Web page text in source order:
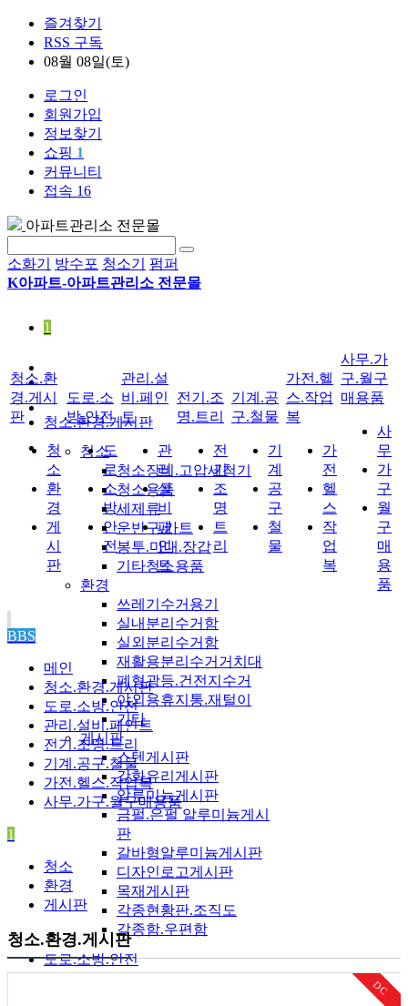
즐겨찾기
RSS 구독
08월 08일(토)
로그인
회원가입
정보찾기
쇼핑 1
커뮤니티
접속 16
아파트관리소 전문몰
소화기 방수포 청소기
펌퍼
K아파트-아파트관리소 전문몰
1
청소.환경.게시판
청소
청소장비.고압세척기
청소용품
세제류
운반구.카트
봉투.마대.장갑
기타청소용품
환경
쓰레기수거용기
실내분리수거함
실외분리수거함
재활용분리수거거치대
폐형광등.건전지수거
야외용휴지통.재털이
기타
게시판
스텐게시판
강화유리게시판
알루미늄게시판
금펄.은펄 알루미늄게시
판
갈바형알루미늄게시판
디자인로고게시판
목재게시판
각종현황판.조직도
각종함.우편함
도로.소방.안전
청소.환
경.게시
판
청
소
환
경
게
시
판
도로.소
방.안전
도
로
소
방
안
전
관리.설
비.페인
트
관
리
설
비
페
인
트
전기.조
명.트리
전
기
조
명
트
리
기계.공
구.철물
기
계
공
구
철
물
가전.헬
스.작업
복
가
전
헬
스
작
업
복
사무.가
구.월구
매용품
사
무
가
구
월
구
매
용
품
BBS
메인
청소.환경.게시판
도로.소방.안전
관리.설비.페인트
전기.조명.트리
기계.공구.철물
가전.헬스.작업복
사무.가구.월구매용품
1
청소
환경
게시판
청소.환경.게시판
DC